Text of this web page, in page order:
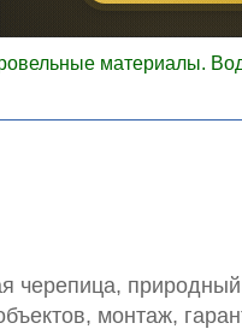
материалы.
черепица,
монтаж,